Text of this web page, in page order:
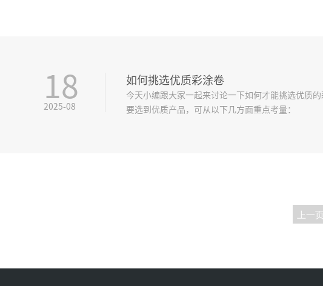
18
2025-08
如何挑选优质彩涂卷
今天小编跟大家一起来讨论一下如何才能挑选优质
要选到优质产品，可从以下几方面重点考量：
上一页